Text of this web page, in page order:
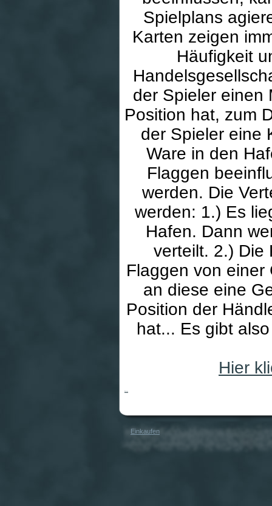
Spielplans
Karten zeigen
Häufigkeit
der Spieler einen
Position hat, zum
der Spieler eine
Ware in den
Flaggen
werden. Die
werden: 1.) Es
Hafen. Dann
verteilt. 2.) Die
Flaggen von einer
an diese eine
Position der
hat... Es gibt
Hier
Einkaufen